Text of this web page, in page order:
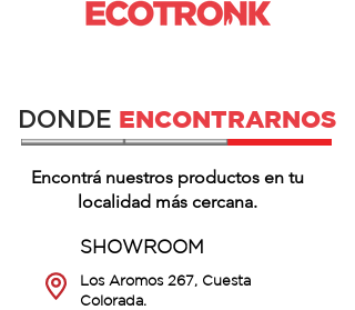
DONDE ENCONTRARNOS
Encontrá nuestros productos en tu
localidad más cercana.
Los Aromos 267, Cuesta
Colorada.
SHOWROOM